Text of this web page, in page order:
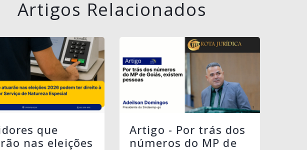
Artigos Relacionados
que
nas eleições
Artigo - Por trás dos
números do MP de